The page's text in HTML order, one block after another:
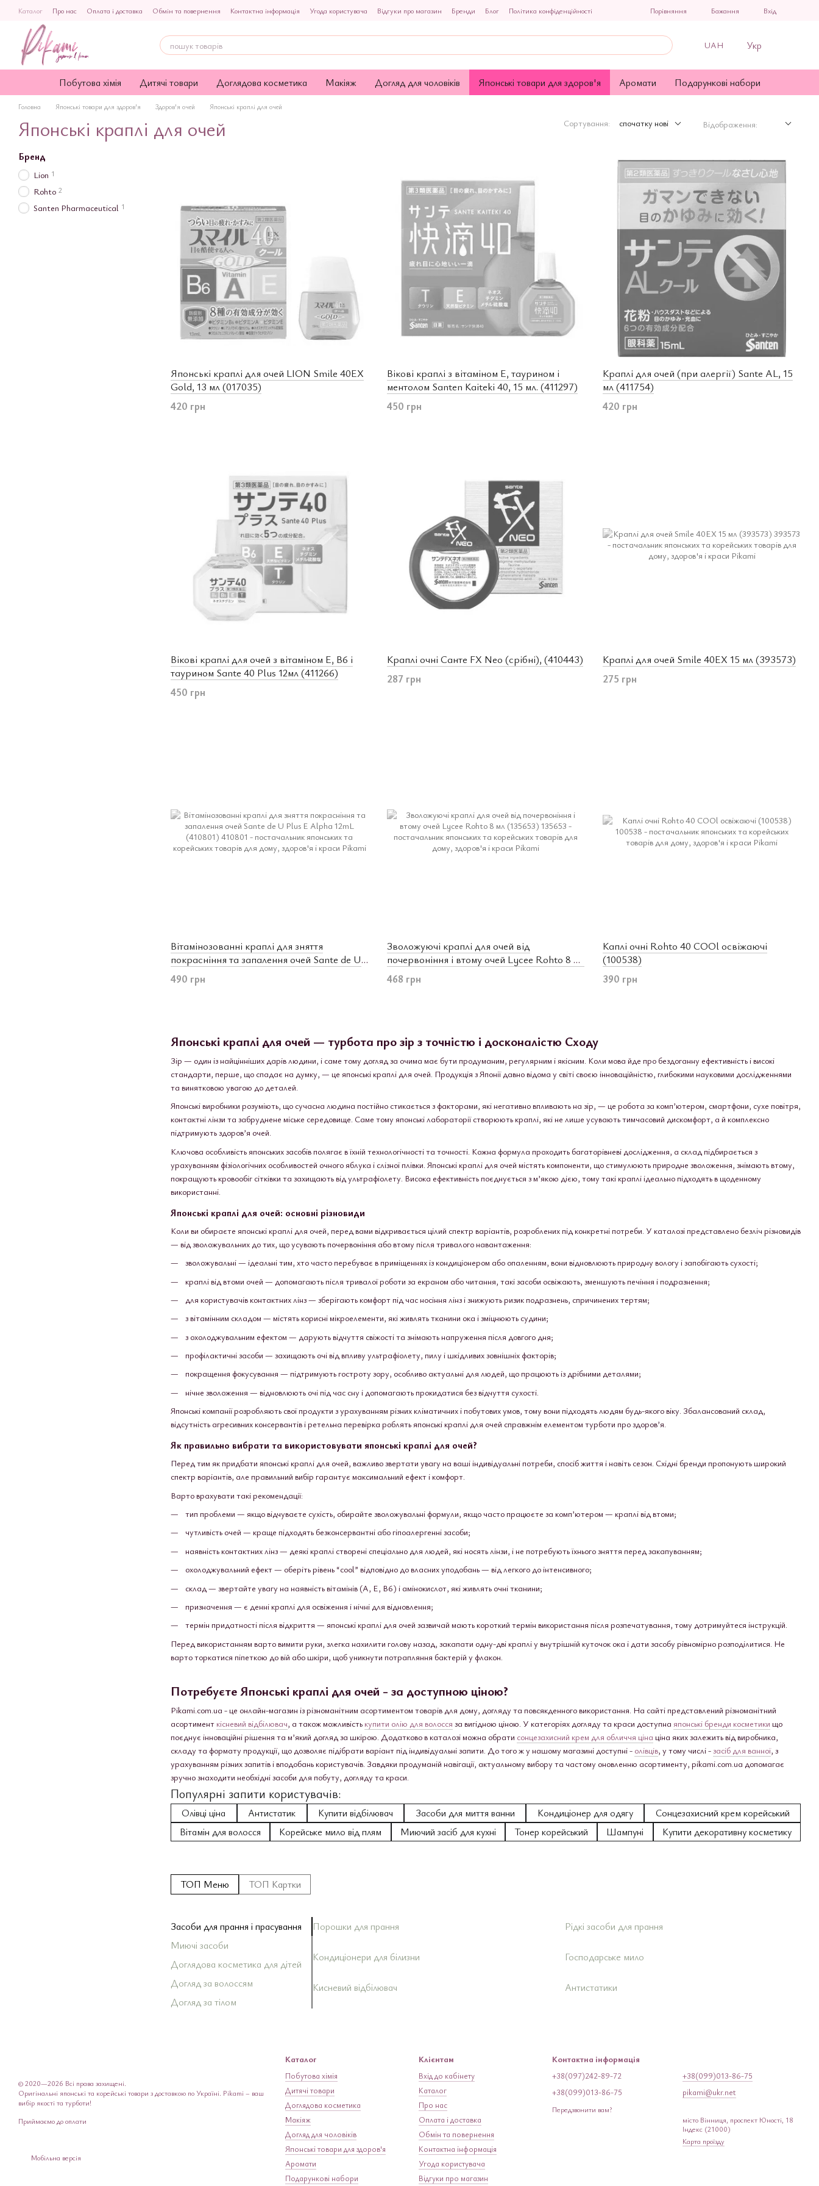
Перейти до основного контенту
Каталог Про нас Оплата і доставка Обмін та повернення Контактна інформація Угода користувача Відгуки про магазин Бренди Блог
Політика конфіденційності
Порівняння Бажання Вхід
UAH Укр
Побутова хімія Дитячі товари Доглядова косметика Макіяж Догляд для чоловіків Японські товари для здоров'я Аромати Подарункові набори
Головна Японські товари для здоров'я Здоров'я очей Японські краплі для очей
Японські краплі для очей Сортування: спочатку нові Відображення:
Японські краплі для очей — турбота про зір з точністю і досконалістю Сходу
Зір — один із найцінніших дарів людини, і саме тому догляд за очима має бути продуманим, регулярним і якісним. Коли мова йде про бездоганну ефективність і високі
стандарти, перше, що спадає на думку, — це японські краплі для очей. Продукція з Японії давно відома у світі своєю інноваційністю, глибокими науковими дослідженнями
та винятковою увагою до деталей.
Японські виробники розуміють, що сучасна людина постійно стикається з факторами, які негативно впливають на зір, — це робота за комп’ютером, смартфони, сухе повітря,
контактні лінзи та забруднене міське середовище. Саме тому японські лабораторії створюють краплі, які не лише усувають тимчасовий дискомфорт, а й комплексно
підтримують здоров’я очей.
Ключова особливість японських засобів полягає в їхній технологічності та точності. Кожна формула проходить багаторівневі дослідження, а склад підбирається з
урахуванням фізіологічних особливостей очного яблука і слізної плівки. Японські краплі для очей містять компоненти, що стимулюють природне зволоження, знімають втому,
покращують кровообіг сітківки та захищають від ультрафіолету. Висока ефективність поєднується з м’якою дією, тому такі краплі ідеально підходять в щоденному
використанні.
Японські краплі для очей: основні різновиди
Коли ви обираєте японські краплі для очей, перед вами відкривається цілий спектр варіантів, розроблених під конкретні потреби. У каталозі представлено безліч різновидів
— від зволожувальних до тих, що усувають почервоніння або втому після тривалого навантаження:
зволожувальні — ідеальні тим, хто часто перебуває в приміщеннях із кондиціонером або опаленням, вони відновлюють природну вологу і запобігають сухості;
краплі від втоми очей — допомагають після тривалої роботи за екраном або читання, такі засоби освіжають, зменшують печіння і подразнення;
для користувачів контактних лінз — зберігають комфорт під час носіння лінз і знижують ризик подразнень, спричинених тертям;
з вітамінним складом — містять корисні мікроелементи, які живлять тканини ока і зміцнюють судини;
з охолоджувальним ефектом — дарують відчуття свіжості та знімають напруження після довгого дня;
профілактичні засоби — захищають очі від впливу ультрафіолету, пилу і шкідливих зовнішніх факторів;
покращення фокусування — підтримують гостроту зору, особливо актуальні для людей, що працюють із дрібними деталями;
нічне зволоження — відновлюють очі під час сну і допомагають прокидатися без відчуття сухості.
Японські компанії розробляють свої продукти з урахуванням різних кліматичних і побутових умов, тому вони підходять людям будь-якого віку. Збалансований склад,
відсутність агресивних консервантів і ретельна перевірка роблять японські краплі для очей справжнім елементом турботи про здоров’я.
Як правильно вибрати та використовувати японські краплі для очей?
Перед тим як придбати японські краплі для очей, важливо звертати увагу на ваші індивідуальні потреби, спосіб життя і навіть сезон. Східні бренди пропонують широкий
спектр варіантів, але правильний вибір гарантує максимальний ефект і комфорт.
Варто врахувати такі рекомендації:
тип проблеми — якщо відчуваєте сухість, обирайте зволожувальні формули, якщо часто працюєте за комп’ютером — краплі від втоми;
чутливість очей — краще підходять безконсервантні або гіпоалергенні засоби;
наявність контактних лінз — деякі краплі створені спеціально для людей, які носять лінзи, і не потребують їхнього зняття перед закапуванням;
охолоджувальний ефект — оберіть рівень “cool” відповідно до власних уподобань — від легкого до інтенсивного;
склад — звертайте увагу на наявність вітамінів (A, E, B6) і амінокислот, які живлять очні тканини;
призначення — є денні краплі для освіження і нічні для відновлення;
термін придатності після відкриття — японські краплі для очей зазвичай мають короткий термін використання після розпечатування, тому дотримуйтеся інструкцій.
Перед використанням варто вимити руки, злегка нахилити голову назад, закапати одну-дві краплі у внутрішній куточок ока і дати засобу рівномірно розподілитися. Не
варто торкатися піпеткою до вій або шкіри, щоб уникнути потрапляння бактерій у флакон.
Потребуєте Японські краплі для очей - за доступною ціною?
Pikami.com.ua - це онлайн-магазин із різноманітним асортиментом товарів для дому, догляду та повсякденного використання. На сайті представлений різноманітний
асортимент кісневий відбілювач, а також можливість купити олію для волосся за вигідною ціною. У категоріях догляду та краси доступна японські бренди косметики що
поєднує інноваційні рішення та м’який догляд за шкірою. Додатково в каталозі можна обрати сонцезахисний крем для обличчя ціна ціна яких залежить від виробника,
складу та формату продукції, що дозволяє підібрати варіант під індивідуальні запити. До того ж у нашому магазині доступні - олівців, у тому числі -засіб для ванної, з
урахуванням різних запитів і вподобань користувачів. Завдяки продуманій навігації, актуальному вибору та частому оновленню асортименту, pikami.com.ua допомагає
зручно знаходити необхідні засоби для побуту, догляду та краси.
Популярні запити користувачів:
Олівці ціна Антистатик Купити відбілювач Засоби для миття ванни Кондиціонер для одягу
Сонцезахисний крем корейський
Вітамін для волосся
Корейське мило від плям Миючий засіб для кухні Тонер корейський Шампуні Купити декоративну косметику
ТОП Меню ТОП Картки
Засоби для прання і прасування
Миючі засоби
Доглядова косметика для дітей
Догляд за волоссям
Догляд за тілом
Для чоловіків
Ароматизатор в автомобіль
Порошки для прання Рідкі засоби для прання
Кондиціонери для білизни Господарське мило
Кисневий відбілювач Антистатики
Японські краплі для очей LION Smile 40EX
Gold, 13 мл (017035)
420 грн
Вікові краплі з вітаміном E, таурином і
ментолом Santen Kaiteki 40, 15 мл. (411297)
450 грн
Краплі для очей (при алергії) Sante AL, 15
мл (411754)
420 грн
Вікові краплі для очей з вітаміном E, B6 і
таурином Sante 40 Plus 12мл (411266)
450 грн
Краплі очні Санте FX Neo (срібні), (410443)
287 грн
Краплі для очей Smile 40EX 15 мл (393573)
275 грн
Вітамінозованні краплі для зняття
покрасніння та запалення очей Sante de U
Plus E Alpha 12mL (410801)
490 грн
Зволожуючі краплі для очей від
почервоніння і втому очей Lycee Rohto 8 мл
(135653)
468 грн
Каплі очні Rohto 40 COOl освіжаючі
(100538)
390 грн
Бренд
Lion 1
Rohto 2
Santen Pharmaceutical 1
© 2020—2026 Всі права захищені.
Оригінальні японські та корейські товари з доставкою по Україні. Pikami – ваш
вибір якості та турботи!
Приймаємо до оплати
Мобільна версія
Каталог
Побутова хімія
Дитячі товари
Доглядова косметика
Макіяж
Догляд для чоловіків
Японські товари для здоров'я
Аромати
Подарункові набори
Клієнтам
Вхід до кабінету
Каталог
Про нас
Оплата і доставка
Обмін та повернення
Контактна інформація
Угода користувача
Відгуки про магазин
Контактна інформація
+38(097)242-89-72
+38(099)013-86-75
Передзвонити вам?
+38(099)013-86-75
pikami@ukr.net
місто Вінниця, проспект Юності, 18
Індекс (21000)
Карта проїзду